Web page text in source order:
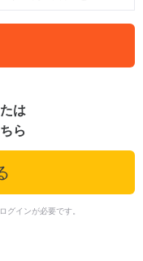
は
ら
グインが必要です。